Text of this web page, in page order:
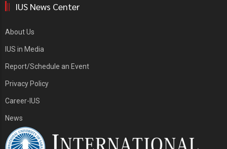
IUS News Center
About Us
IUS in Media
Report/Schedule an Event
Privacy Policy
Career-IUS
News